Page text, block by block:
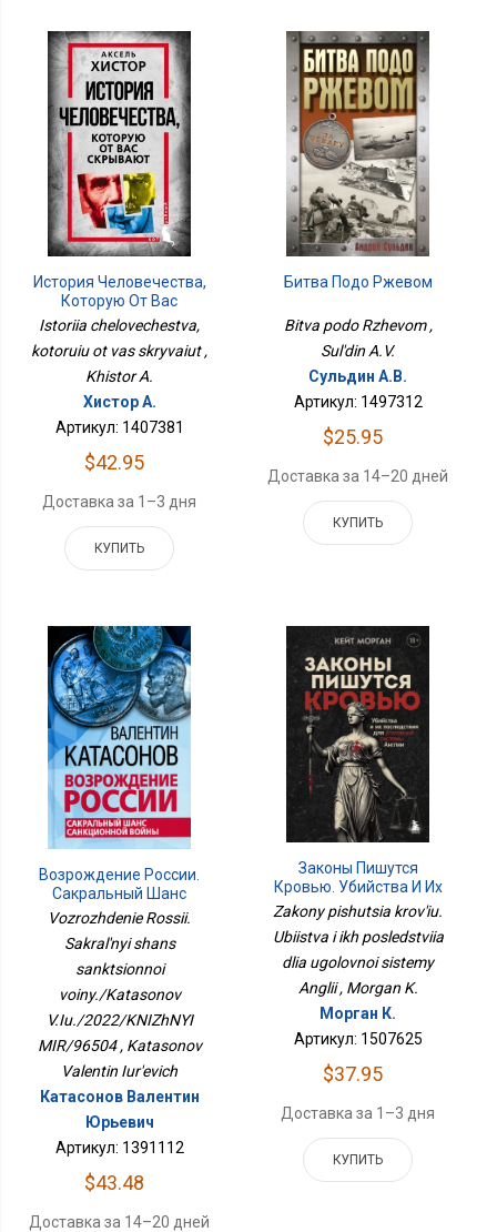
История Человечества,
Которую От Вас
Скрывают
Istoriia chelovechestva,
kotoruiu ot vas skryvaiut ,
Khistor A.
Хистор А.
Артикул: 1407381
$42.95
Доставка за 1–3 дня
КУПИТЬ
Битва Подо Ржевом
Bitva podo Rzhevom ,
Sul'din A.V.
Сульдин А.В.
Артикул: 1497312
$25.95
Доставка за 14–20 дней
КУПИТЬ
Возрождение России.
Сакральный Шанс
Санкционной Войны./
КНИЖНЫЙ МИР/96504
Vozrozhdenie Rossii.
Sakral'nyi shans
sanktsionnoi
voiny./Katasonov
V.Iu./2022/KNIZhNYI
MIR/96504 , Katasonov
Valentin Iur'evich
Катасонов Валентин
Юрьевич
Артикул: 1391112
$43.48
Доставка за 14–20 дней
Законы Пишутся
Кровью. Убийства И Их
Последствия Для
Уголовной Системы
Англии
Zakony pishutsia krov'iu.
Ubiistva i ikh posledstviia
dlia ugolovnoi sistemy
Anglii , Morgan K.
Морган К.
Артикул: 1507625
$37.95
Доставка за 1–3 дня
КУПИТЬ